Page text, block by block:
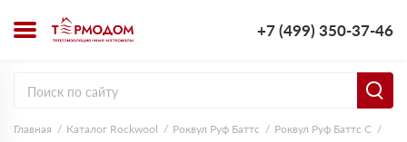
+7 (499) 350-37-46
Главная Каталог Rockwool Роквул Руф Баттс
Роквул Руф Баттс C